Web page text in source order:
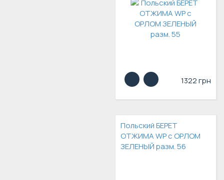
1322 грн
Польский БЕРЕТ
ОТЖИМА WP с ОРЛОМ
ЗЕЛЕНЫЙ разм. 56